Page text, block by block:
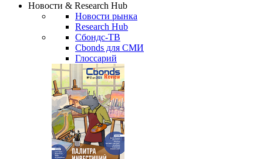
Сбондс Люди
Новости & Research Hub
Новости рынка
Research Hub
Сбондс-ТВ
Cbonds для СМИ
Глоссарий